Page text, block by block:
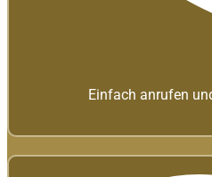
Einfach anrufen